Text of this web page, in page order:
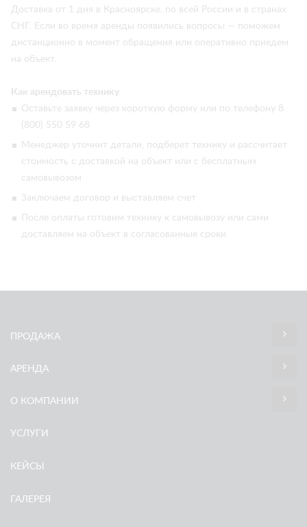
Доставка от 1 дня в Красноярске, по всей России и в странах
СНГ. Если во время аренды появились вопросы — поможем
дистанционно в момент обращения или оперативно приедем
на объект.
Как арендовать технику
Оставьте заявку через короткую форму или по телефону 8
(800) 550 59 68
Менеджер уточнит детали, подберет технику и рассчитает
стоимость с доставкой на объект или с бесплатным
самовывозом
Заключаем договор и выставляем счет
После оплаты готовим технику к самовывозу или сами
доставляем на объект в согласованные сроки
ПРОДАЖА
АРЕНДА
О КОМПАНИИ
УСЛУГИ
КЕЙСЫ
ГАЛЕРЕЯ